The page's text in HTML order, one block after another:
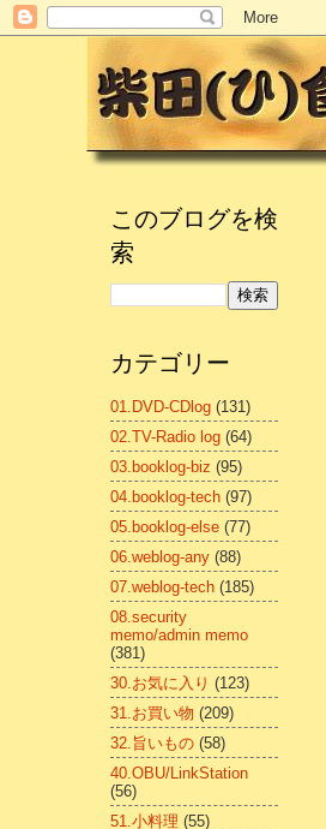
このブログを検
索
カテゴリー
01.DVD-CDlog (131)
02.TV-Radio log (64)
03.booklog-biz (95)
04.booklog-tech (97)
05.booklog-else (77)
06.weblog-any (88)
07.weblog-tech (185)
08.security
memo/admin memo
(381)
30.お気に入り (123)
31.お買い物 (209)
32.旨いもの (58)
40.OBU/LinkStation
(56)
51.小料理 (55)